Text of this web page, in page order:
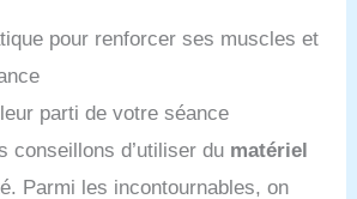
bain tankini femme
maillot de bain femme
push up maillot de bain
femme 2 pieces tanga
coussinets amovibles et
un galbe suffisants pour
un ajustement confortable
de bain vintage: Parfaits
pour renforcer ses muscles et
parti de votre séance
conseillons d’utiliser du matériel
Parmi les incontournables, on